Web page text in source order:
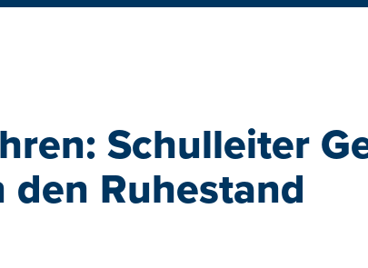
Schulleiter
Ruhestand